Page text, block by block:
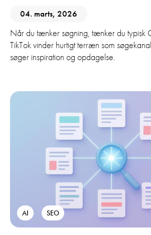
04. marts, 2026
Når du tænker søgning, tænker du typisk
TikTok vinder hurtigt terræn som
søger inspiration og opdagelse.
AI SEO